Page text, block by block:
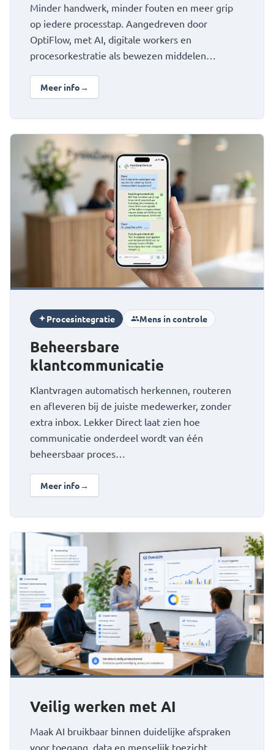
Minder handwerk, minder fouten en meer grip
op iedere processtap. Aangedreven door
OptiFlow, met AI, digitale workers en
procesorkestratie als bewezen middelen…
Meer info
over Procesautomatisering
→
Procesintegratie Mens in controle
Beheersbare
klantcommunicatie
Klantvragen automatisch herkennen, routeren
en afleveren bij de juiste medewerker, zonder
extra inbox. Lekker Direct laat zien hoe
communicatie onderdeel wordt van één
beheersbaar proces…
Meer info
over Beheersbare klantcommunicatie
→
Bekijk Beheersbare klantcommunicatie
Veilig werken met AI
Maak AI bruikbaar binnen duidelijke afspraken
voor toegang, data en menselijk toezicht.
Bekijk Veilig werken met AI